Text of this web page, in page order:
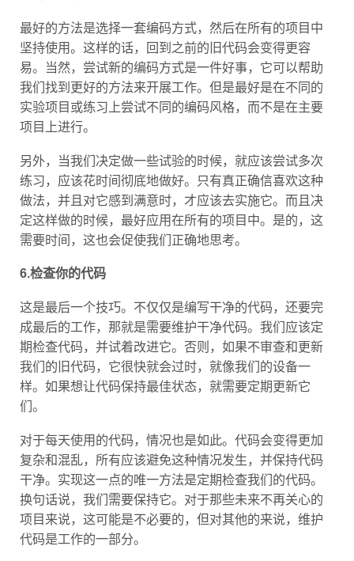
最好的方法是选择一套编码方式，然后在所有的项目中
坚持使用。这样的话，回到之前的旧代码会变得更容
易。当然，尝试新的编码方式是一件好事，它可以帮助
我们找到更好的方法来开展工作。但是最好是在不同的
实验项目或练习上尝试不同的编码风格，而不是在主要
项目上进行。
另外，当我们决定做一些试验的时候，就应该尝试多次
练习，应该花时间彻底地做好。只有真正确信喜欢这种
做法，并且对它感到满意时，才应该去实施它。而且决
定这样做的时候，最好应用在所有的项目中。是的，这
需要时间，这也会促使我们正确地思考。
6.检查你的代码
这是最后一个技巧。不仅仅是编写干净的代码，还要完
成最后的工作，那就是需要维护干净代码。我们应该定
期检查代码，并试着改进它。否则，如果不审查和更新
我们的旧代码，它很快就会过时，就像我们的设备一
样。如果想让代码保持最佳状态，就需要定期更新它
们。
对于每天使用的代码，情况也是如此。代码会变得更加
复杂和混乱，所有应该避免这种情况发生，并保持代码
干净。实现这一点的唯一方法是定期检查我们的代码。
换句话说，我们需要保持它。对于那些未来不再关心的
项目来说，这可能是不必要的，但对其他的来说，维护
代码是工作的一部分。